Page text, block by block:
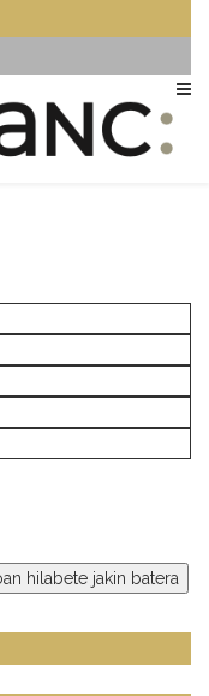
hilabete jakin batera